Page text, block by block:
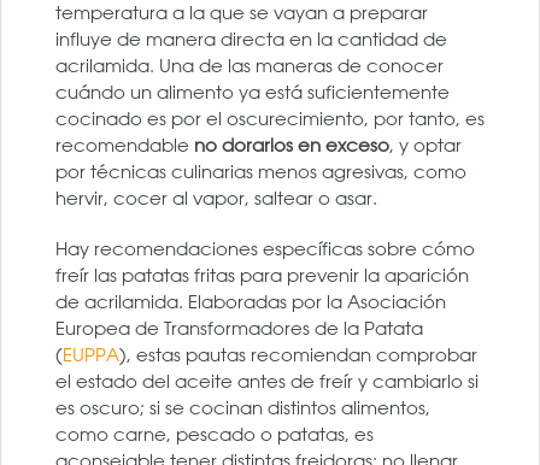
temperatura a la que se vayan a preparar
influye de manera directa en la cantidad de
acrilamida. Una de las maneras de conocer
cuándo un alimento ya está suficientemente
cocinado es por el oscurecimiento, por tanto, es
recomendable no dorarlos en exceso, y optar
por técnicas culinarias menos agresivas, como
hervir, cocer al vapor, saltear o asar.
Hay recomendaciones específicas sobre cómo
freír las patatas fritas para prevenir la aparición
de acrilamida. Elaboradas por la Asociación
Europea de Transformadores de la Patata
(EUPPA), estas pautas recomiendan comprobar
el estado del aceite antes de freír y cambiarlo si
es oscuro; si se cocinan distintos alimentos,
como carne, pescado o patatas, es